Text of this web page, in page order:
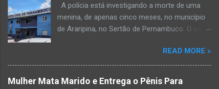
A polícia está investigando a morte de uma
menina, de apenas cinco meses, no município
de Araripina, no Sertão de Pernambuco. O caso
morte a esclarecer”. A PM diz que, na segunda-
feira (8), foi acionada para verificar uma
possível ocorrência de estupro de vulnerável,
READ MORE »
Mulher Mata Marido e Entrega o Pênis Para